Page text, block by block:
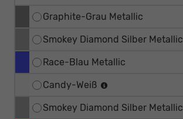
Graphite-Grau Metallic
Smokey Diamond Silber Metallic
Race-Blau Metallic
Candy-Weiß
Smokey Diamond Silber Metallic